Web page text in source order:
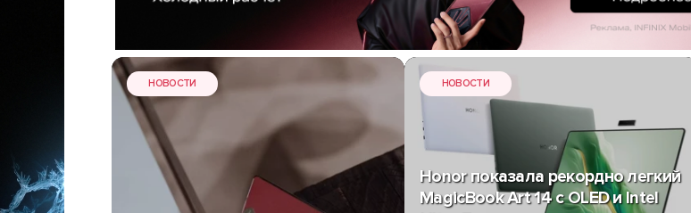
НОВОСТИ НОВОСТИ
Honor показала рекордно легкий
MagicBook Art 14 с OLED и Intel